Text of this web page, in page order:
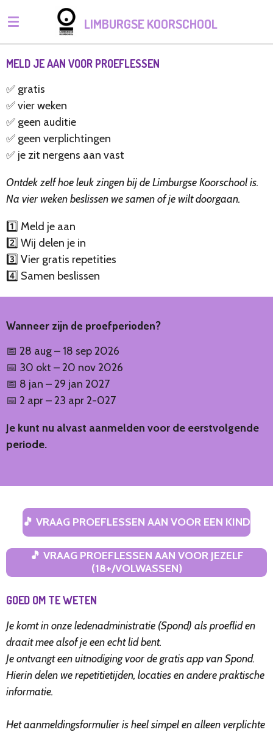
Ga
direct
naar
de
LIMBURGSE KOORSCHOOL
MELD JE AAN VOOR PROEFLESSEN
✅ gratis
✅ vier weken
✅ geen auditie
✅ geen verplichtingen
✅ je zit nergens aan vast
Ontdek zelf hoe leuk zingen bij de Limburgse Koorschool is.
Na vier weken beslissen we samen of je wilt doorgaan.
1️⃣ Meld je aan
2️⃣ Wij delen je in
3️⃣ Vier gratis repetities
4️⃣ Samen beslissen
Wanneer zijn de proefperioden?
📅 28 aug – 18 sep 2026
📅 30 okt – 20 nov 2026
📅 8 jan – 29 jan 2027
📅 2 apr – 23 apr 2-027
Je kunt nu alvast aanmelden voor de eerstvolgende
periode.
🎵 VRAAG PROEFLESSEN AAN VOOR EEN KIND
🎵 VRAAG PROEFLESSEN AAN VOOR JEZELF
(18+/VOLWASSEN)
GOED OM TE WETEN
Je komt in onze ledenadministratie (Spond) als proeflid en
draait mee alsof je een echt lid bent.
Je ontvangt een uitnodiging voor de gratis app van Spond.
Hierin delen we repetitietijden, locaties en andere praktische
informatie.
Het aanmeldingsformulier is heel simpel en alleen verplichte